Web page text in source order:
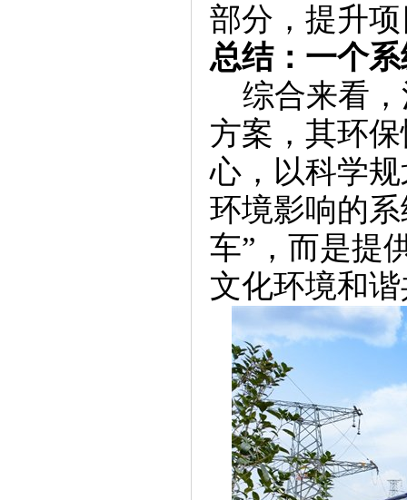
部分，提升
总结：一个
综合来看，
方案，其环
心，以科学
环境影响的
车”，而是提
文化环境和